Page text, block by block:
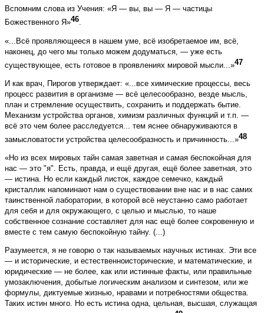
Вспомним слова из Учения: «Я — вы, вы — Я — частицы
Божественного Я»46.
«...Всё проявляющееся в нашем уме, всё изобретаемое им, всё,
наконец, до чего мы только можем додуматься, — уже есть
существующее, есть готовое в проявлениях мировой мысли...»47
И как врач, Пирогов утверждает: «...все химические процессы, весь
процесс развития в организме — всё целесообразно, везде мысль,
план и стремление осуществить, сохранить и поддержать бытие.
Механизм устройства органов, химизм различных функций и т.п. —
всё это чем более расследуется... тем яснее обнаруживаются в
замысловатости устройства целесообразность и причинность...»48
«Но из всех мировых тайн самая заветная и самая беспокойная для
нас — это "я". Есть, правда, и ещё другая, ещё более заветная, это
— истина. Но если каждый листок, каждое семечко, каждый
кристаллик напоминают нам о существовании вне нас и в нас самих
таинственной лаборатории, в которой всё неустанно само работает
для себя и для окружающего, с целью и мыслью, то наше
собственное сознание составляет для нас ещё более сокровенную и
вместе с тем самую беспокойную тайну. (...)
Разумеется, я не говорю о так называемых научных истинах. Эти все
— и исторические, и естественноисторические, и математические, и
юридические — не более, как или истинные факты, или правильные
умозаключения, добытые логическим анализом и синтезом, или же
формулы, диктуемые жизнью, нравами и потребностями общества.
Таких истин много. Но есть истина одна, цельная, высшая, служащая